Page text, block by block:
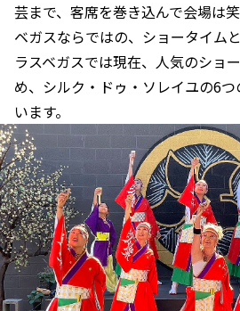
芸まで、客席を巻き込んで会場は
ベガスならではの、ショータイム
ラスベガスでは現在、人気のショ
め、シルク・ドゥ・ソレイユの6
います。